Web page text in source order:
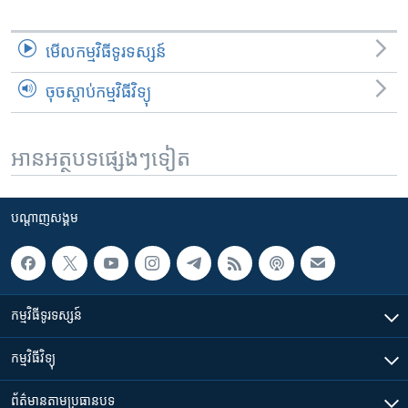
មើល​កម្មវិធី​ទូរទស្សន៍
ចុចស្តាប់កម្មវិធីវិទ្យុ
អានអត្ថបទផ្សេងៗទៀត
បណ្តាញ​សង្គម
កម្មវិធី​ទូរទស្សន៍
កម្មវិធី​វិទ្យុ
ព័ត៌មាន​តាមប្រធានបទ​